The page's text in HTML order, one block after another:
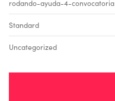
rodando-ayuda-4-convocatoria
Standard
Uncategorized